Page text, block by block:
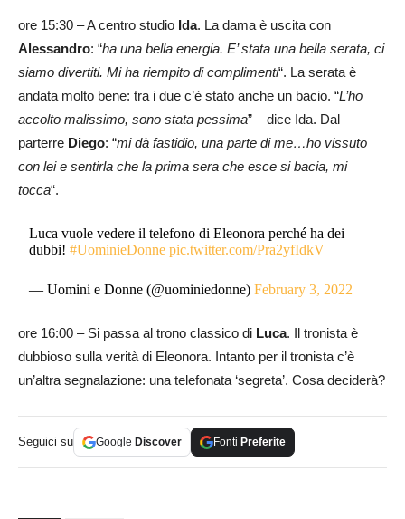
ore 15:30 – A centro studio Ida. La dama è uscita con
Alessandro: “ha una bella energia. E’ stata una bella serata, ci
siamo divertiti. Mi ha riempito di complimenti“. La serata è
andata molto bene: tra i due c’è stato anche un bacio. “L’ho
accolto malissimo, sono stata pessima” – dice Ida. Dal
parterre Diego: “mi dà fastidio, una parte di me…ho vissuto
con lei e sentirla che la prima sera che esce si bacia, mi
tocca“.
Luca vuole vedere il telefono di Eleonora perché ha dei
dubbi!#UominieDonne pic.twitter.com/Pra2yfIdkV
— Uomini e Donne (@uominiedonne)February 3, 2022
ore 16:00 – Si passa al trono classico di Luca. Il tronista è
dubbioso sulla verità di Eleonora. Intanto per il tronista c’è
un’altra segnalazione: una telefonata ‘segreta’. Cosa deciderà?
Seguici su Google Discover Fonti Preferite